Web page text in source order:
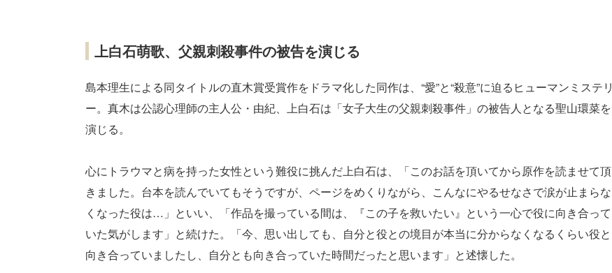
上白石萌歌、父親刺殺事件の被告を演じる
島本理生による同タイトルの直木賞受賞作をドラマ化した同作は、“愛”と“殺意”に迫るヒューマンミステリ
ー。真木は公認心理師の主人公・由紀、上白石は「女子大生の父親刺殺事件」の被告人となる聖山環菜を
演じる。
心にトラウマと病を持った女性という難役に挑んだ上白石は、「このお話を頂いてから原作を読ませて頂
きました。台本を読んでいてもそうですが、ページをめくりながら、こんなにやるせなさで涙が止まらな
くなった役は…」といい、「作品を撮っている間は、『この子を救いたい』という一心で役に向き合って
いた気がします」と続けた。「今、思い出しても、自分と役との境目が本当に分からなくなるくらい役と
向き合っていましたし、自分とも向き合っていた時間だったと思います」と述懐した。